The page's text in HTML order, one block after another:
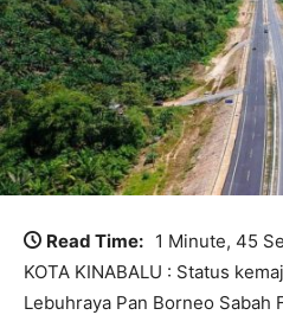
Read Time: 1 Minute, 45
KOTA KINABALU : Status
Lebuhraya Pan Borneo Sabah